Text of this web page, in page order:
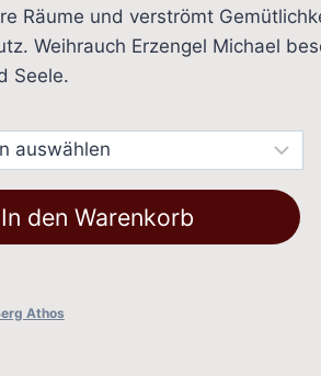
Räume und verströmt
Weihrauch Erzengel Michael
Seele.
In den Warenkorb
Athos